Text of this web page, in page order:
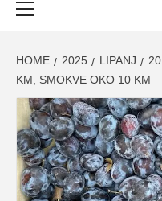
HOME 2025 LIPANJ 20
KM, SMOKVE OKO 10 KM